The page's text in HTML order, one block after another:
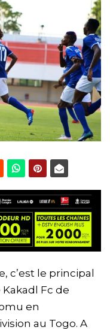
c’est le principal
Fc de
en
au Togo. A